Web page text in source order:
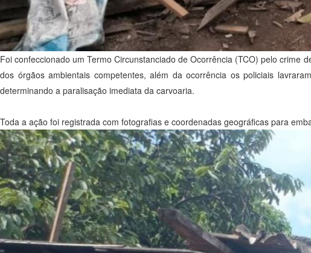
Foi confeccionado um Termo Circunstanciado de Ocorrência (TCO) pelo crime
dos órgãos ambientais competentes, além da ocorrência os policiais
determinando a paralisação imediata da carvoaria.
Toda a ação foi registrada com fotografias e coordenadas geográficas para